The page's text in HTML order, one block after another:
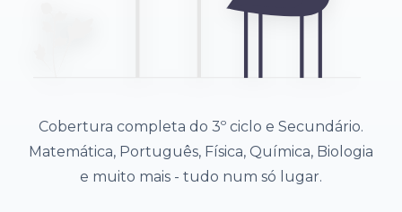
Cobertura completa do 3º ciclo e Secundário.
Matemática, Português, Física, Química, Biologia
e muito mais - tudo num só lugar.